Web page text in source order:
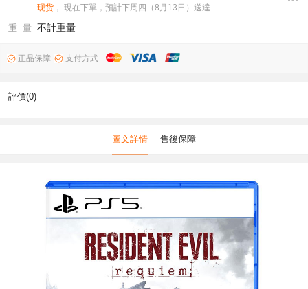
现货 ， 現在下單，預計下周四（8月13日）送達
重 量 不計重量
正品保障 支付方式
評價(0)
圖文詳情 售後保障